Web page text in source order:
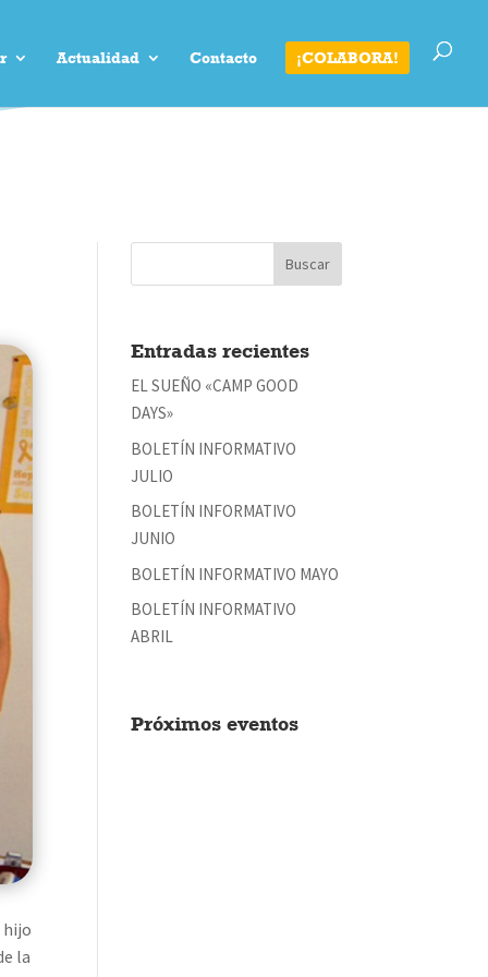
Actualidad Contacto ¡COLABORA!
hijo
la
Entradas recientes
EL SUEÑO «CAMP GOOD
DAYS»
BOLETÍN INFORMATIVO
JULIO
BOLETÍN INFORMATIVO
JUNIO
BOLETÍN INFORMATIVO MAYO
BOLETÍN INFORMATIVO
ABRIL
Próximos eventos